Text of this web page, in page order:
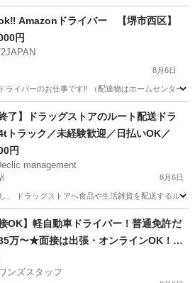
Amazonドライバー 【堺市西区】
円
8月6日
ライバーのお仕事です‼︎ （配達物はホームセンター
スタッフ
了】ドラッグストアのルート配送ドラ
トラック／未経験歓迎／日払いOK／
円
management
8月6日
、 ドラッグストアへ食品や生活雑貨を配送するル
駅 ドライバー トラック
接OK】軽自動車ドライバー！普通免許だ
万〜★面接は出張・オンラインOK！車
り・直行直帰
ンズスタッフ